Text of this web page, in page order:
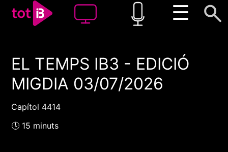
☰
00:00 00:00
1x
EL TEMPS IB3 - EDICIÓ
MIGDIA 03/07/2026
Capítol 4414
🕓 15 minuts